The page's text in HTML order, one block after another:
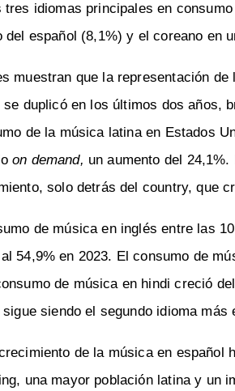
tres idiomas principales en
del español (8,1%) y el coreano en
muestran que la representación
duplicó en los últimos dos años,
de la música latina en Estados
on demand, un aumento del
solo detrás del country, que
de música en inglés entre las
54,9% en 2023. El consumo de
de música en hindi creció
siendo el segundo idioma
de la música en español
una mayor población latina y un